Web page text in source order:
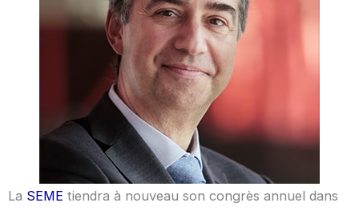
La SEME tiendra à nouveau son congrès annuel dans